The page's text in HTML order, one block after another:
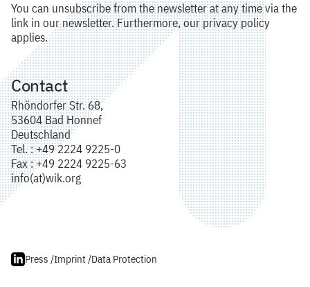
You can unsubscribe from the newsletter at any time via the
link in our newsletter. Furthermore, our privacy policy
applies.
Contact
Rhöndorfer Str. 68,
53604 Bad Honnef
Deutschland
Tel. : +49 2224 9225-0
Fax : +49 2224 9225-63
info(at)wik.org
Press /Imprint /Data Protection